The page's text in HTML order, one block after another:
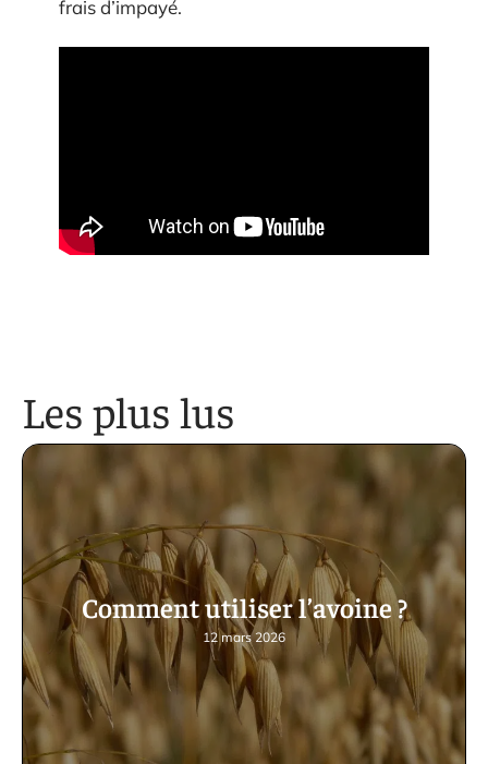
frais d’impayé.
Les plus lus
Comment utiliser l’avoine ?
12 mars 2026